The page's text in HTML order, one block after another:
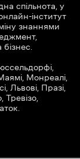
спільнота, у
інститут
знаннями
Монреалі,
Львові, Празі,